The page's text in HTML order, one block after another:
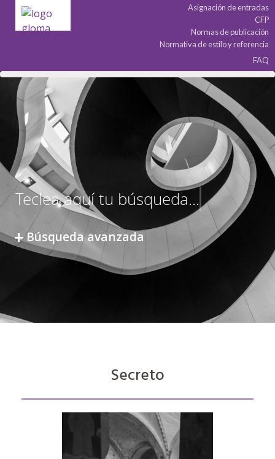
Asignación de entradas
CFP
Normas de publicación
Normativa de estilo y referencia
FAQ
Búsqueda avanzada
Secreto